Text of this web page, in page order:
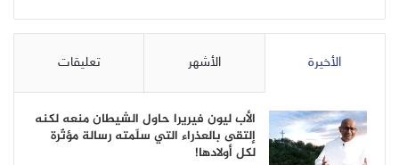
الأخيرة الأشهر تعليقات
الأب ليون فيريرا حاول الشيطان منعه لكنه
إلتقى بالعذراء التي سلّمته رسالة مؤثّرة
لكل أولادها!